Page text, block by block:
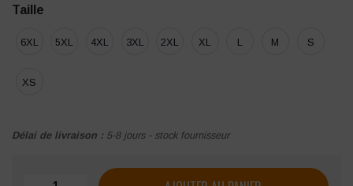
Taille
6XL 5XL 4XL 3XL 2XL XL L M S
XS
Délai de livraison : 5-8 jours - stock fournisseur
quantité de Parka Portwest "S427" 7-en-1 haute visibilité